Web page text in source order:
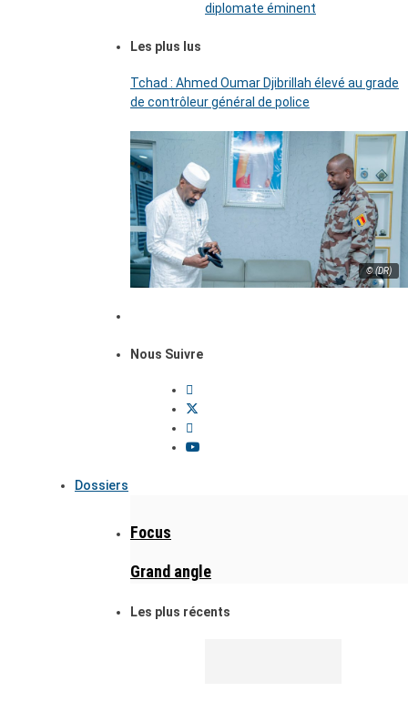
diplomate éminent
Les plus lus
Tchad : Ahmed Oumar Djibrillah élevé au grade
de contrôleur général de police
© (DR)
Nous Suivre
Dossiers
Focus
Grand angle
Les plus récents